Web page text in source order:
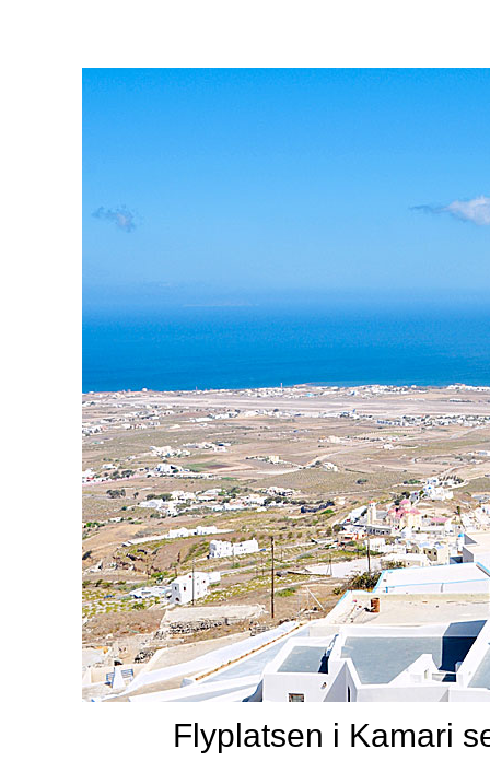
Flyplatsen i Kamari